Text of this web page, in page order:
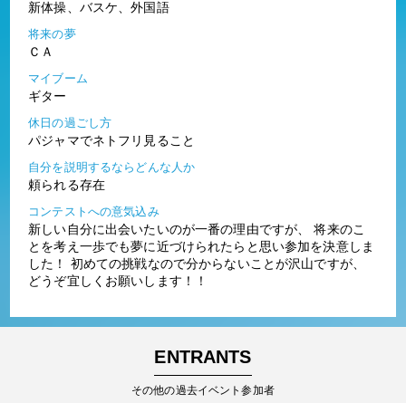
新体操、バスケ、外国語
将来の夢
ＣＡ
マイブーム
ギター
休日の過ごし方
パジャマでネトフリ見ること
自分を説明するならどんな人か
頼られる存在
コンテストへの意気込み
新しい自分に出会いたいのが一番の理由ですが、 将来のこ
とを考え一歩でも夢に近づけられたらと思い参加を決意しま
した！ 初めての挑戦なので分からないことが沢山ですが、
どうぞ宜しくお願いします！！
ENTRANTS
その他の過去イベント参加者